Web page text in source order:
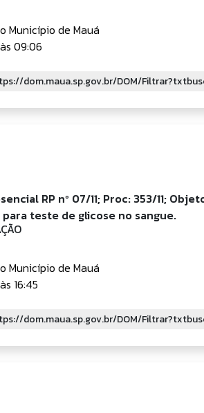
Município de Mauá
09:06
RP nº 07/11; Proc: 353/11;
teste de glicose no sangue.
Município de Mauá
16:45